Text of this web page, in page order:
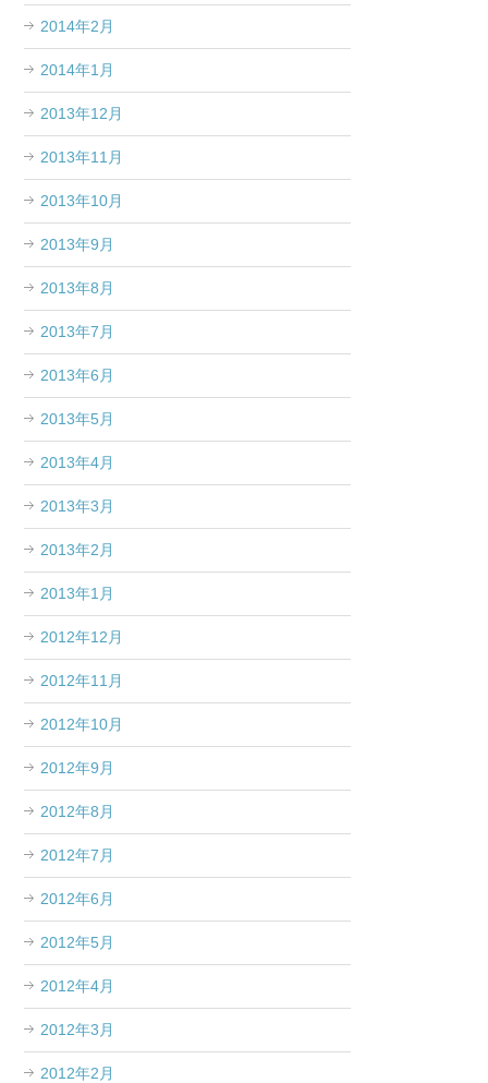
2014年2月
2014年1月
2013年12月
2013年11月
2013年10月
2013年9月
2013年8月
2013年7月
2013年6月
2013年5月
2013年4月
2013年3月
2013年2月
2013年1月
2012年12月
2012年11月
2012年10月
2012年9月
2012年8月
2012年7月
2012年6月
2012年5月
2012年4月
2012年3月
2012年2月